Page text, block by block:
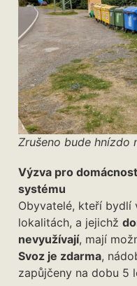
Zrušeno bude hnízdo
Výzva pro
systému
Obyvatelé, kteří bydlí
lokalitách, a jejichž
nevyužívají, mají
Svoz je zdarma,
zapůjčeny na dobu 5